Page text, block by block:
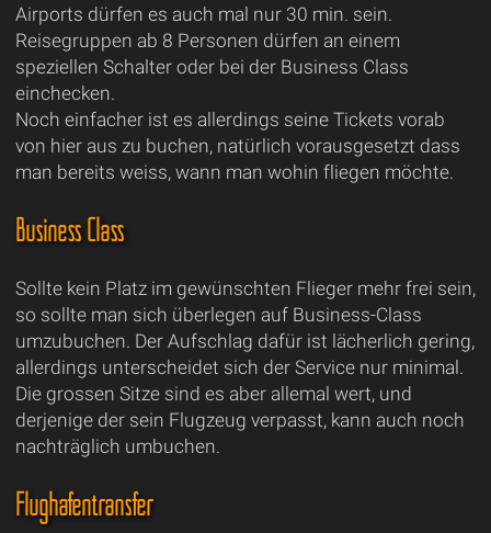
Airports dürfen es auch mal nur 30 min. sein.
Reisegruppen ab 8 Personen dürfen an einem
speziellen Schalter oder bei der Business Class
einchecken.
Noch einfacher ist es allerdings seine Tickets vorab
von hier aus zu buchen, natürlich vorausgesetzt dass
man bereits weiss, wann man wohin fliegen möchte.
Business Class
Sollte kein Platz im gewünschten Flieger mehr frei sein,
so sollte man sich überlegen auf Business-Class
umzubuchen. Der Aufschlag dafür ist lächerlich gering,
allerdings unterscheidet sich der Service nur minimal.
Die grossen Sitze sind es aber allemal wert, und
derjenige der sein Flugzeug verpasst, kann auch noch
nachträglich umbuchen.
Flughafentransfer